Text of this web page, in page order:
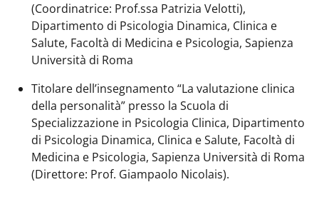
(Coordinatrice: Prof.ssa Patrizia Velotti),
Dipartimento di Psicologia Dinamica, Clinica e
Salute, Facoltà di Medicina e Psicologia, Sapienza
Università di Roma
Titolare dell’insegnamento “La valutazione clinica
della personalità” presso la Scuola di
Specializzazione in Psicologia Clinica, Dipartimento
di Psicologia Dinamica, Clinica e Salute, Facoltà di
Medicina e Psicologia, Sapienza Università di Roma
(Direttore: Prof. Giampaolo Nicolais).